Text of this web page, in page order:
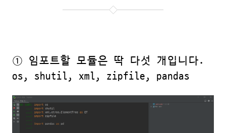
① 임포트할 모듈은 딱 다섯 개입니다.
os, shutil, xml, zipfile, pandas